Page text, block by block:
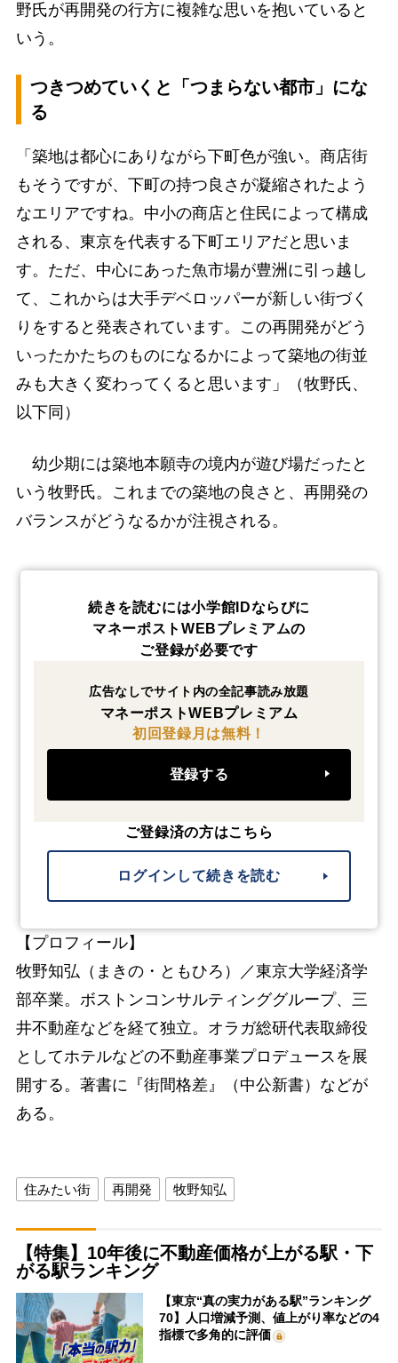
野氏が再開発の行方に複雑な思いを抱いていると
いう。
つきつめていくと「つまらない都市」にな
る
「築地は都心にありながら下町色が強い。商店街
もそうですが、下町の持つ良さが凝縮されたよう
なエリアですね。中小の商店と住民によって構成
される、東京を代表する下町エリアだと思いま
す。ただ、中心にあった魚市場が豊洲に引っ越し
て、これからは大手デベロッパーが新しい街づく
りをすると発表されています。この再開発がどう
いったかたちのものになるかによって築地の街並
みも大きく変わってくると思います」（牧野氏、
以下同）
幼少期には築地本願寺の境内が遊び場だったと
いう牧野氏。これまでの築地の良さと、再開発の
バランスがどうなるかが注視される。
続きを読むには小学館IDならびに
マネーポストWEBプレミアムの
ご登録が必要です
広告なしでサイト内の全記事読み放題
マネーポストWEBプレミアム
初回登録月は無料！
登録する
ご登録済の方はこちら
ログインして続きを読む
【プロフィール】
牧野知弘（まきの・ともひろ）／東京大学経済学
部卒業。ボストンコンサルティンググループ、三
井不動産などを経て独立。オラガ総研代表取締役
としてホテルなどの不動産事業プロデュースを展
開する。著書に『街間格差』（中公新書）などが
ある。
住みたい街 再開発 牧野知弘
【特集】10年後に不動産価格が上がる駅・下
がる駅ランキング
【東京“真の実力がある駅”ランキング
70】人口増減予測、値上がり率などの4
指標で多角的に評価